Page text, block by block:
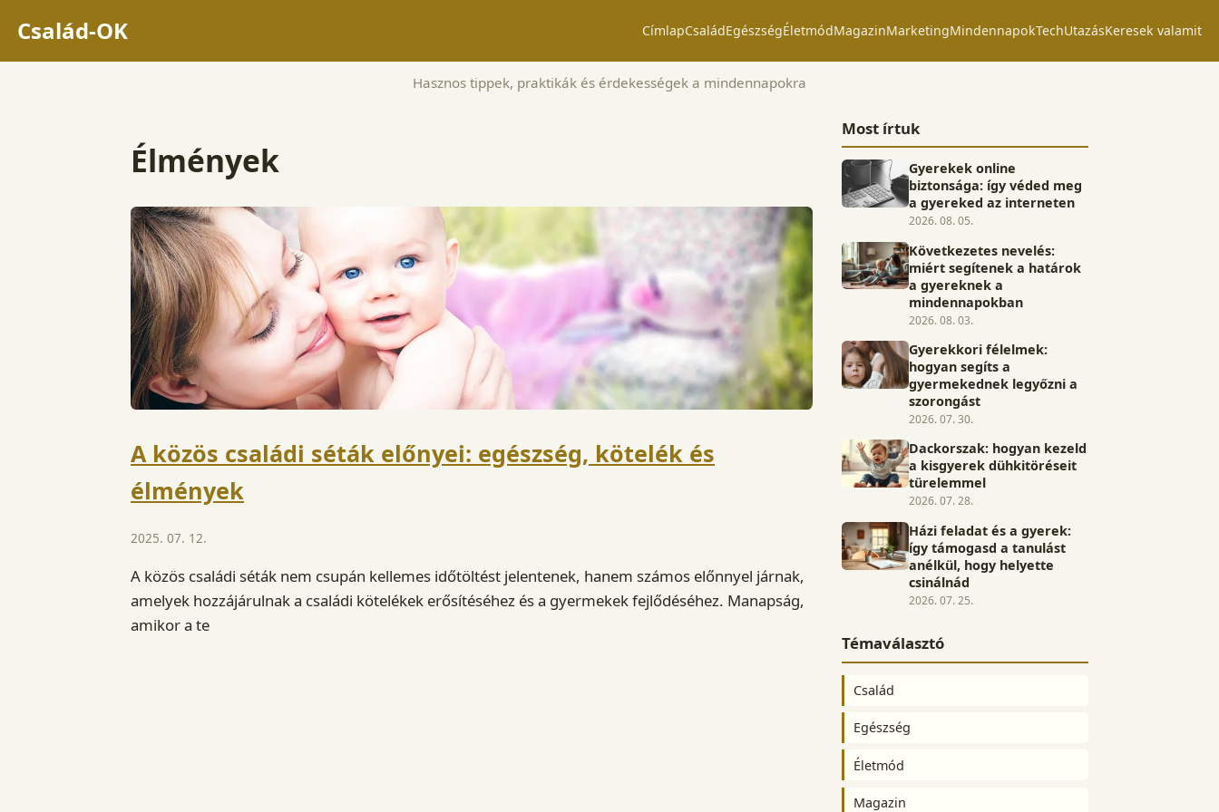
Család-OK CímlapCsaládEgészségÉletmódMagazinMarketingMindennapokTechUtazásKeresek valamit
Hasznos tippek, praktikák és érdekességek a mindennapokra
Élmények
A közös családi séták előnyei: egészség, kötelék és
élmények
2025. 07. 12.
A közös családi séták nem csupán kellemes időtöltést jelentenek, hanem számos előnnyel járnak,
amelyek hozzájárulnak a családi kötelékek erősítéséhez és a gyermekek fejlődéséhez. Manapság,
amikor a te
Most írtuk
Gyerekek online
biztonsága: így véded meg
a gyereked az interneten
2026. 08. 05.
Következetes nevelés:
miért segítenek a határok
a gyereknek a
mindennapokban
2026. 08. 03.
Gyerekkori félelmek:
hogyan segíts a
gyermekednek legyőzni a
szorongást
2026. 07. 30.
Dackorszak: hogyan kezeld
a kisgyerek dühkitöréseit
türelemmel
2026. 07. 28.
Házi feladat és a gyerek:
így támogasd a tanulást
anélkül, hogy helyette
csinálnád
2026. 07. 25.
Témaválasztó
Család
Egészség
Életmód
Magazin